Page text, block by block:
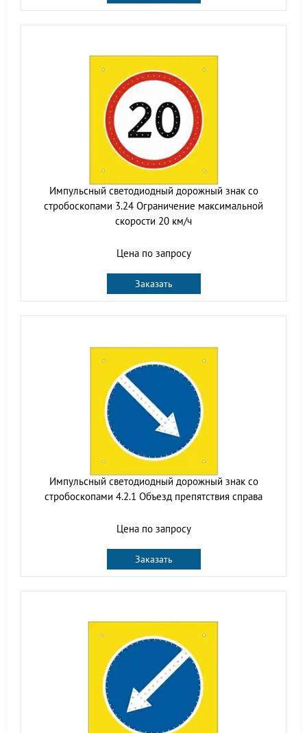
Импульсный cветодиодный дорожный знак со
стробоскопами 3.24 Ограничение максимальной
скорости 20 км/ч
Цена по запросу
Заказать
Импульсный cветодиодный дорожный знак со
стробоскопами 4.2.1 Объезд препятствия справа
Цена по запросу
Заказать